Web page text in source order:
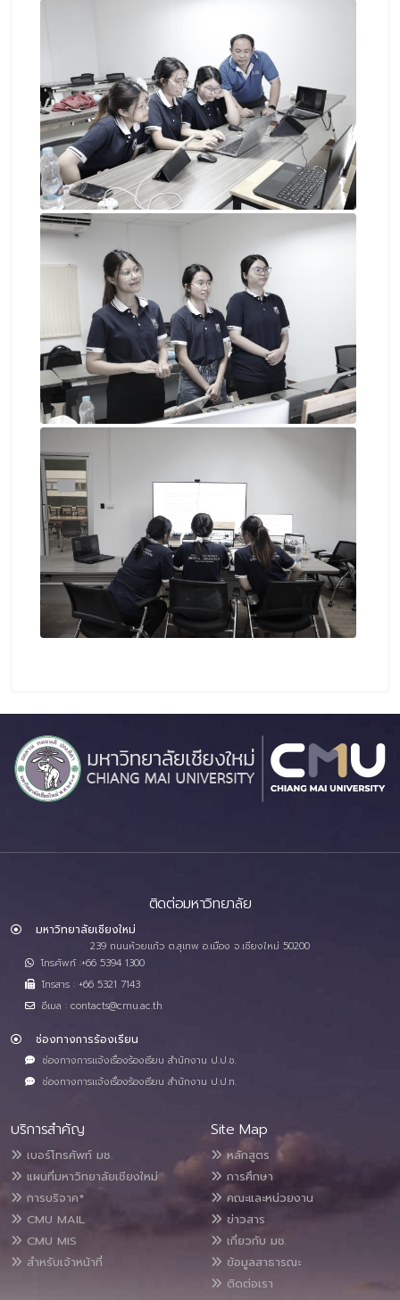
ติดต่อมหาวิทยาลัย
มหาวิทยาลัยเชียงใหม่
239 ถนนห้วยแก้ว ต.สุเทพ อ.เมือง จ.เชียงใหม่ 50200
โทรศัพท์ :+66 5394 1300
โทรสาร : +66 5321 7143
อีเมล : contacts@cmu.ac.th
ช่องทางการร้องเรียน
ช่องทางการแจ้งเรื่องร้องเรียน สำนักงาน ป.ป.ช.
ช่องทางการแจ้งเรื่องร้องเรียน สำนักงาน ป.ป.ท.
บริการสำคัญ
เบอร์โทรศัพท์ มช.
แผนที่มหาวิทยาลัยเชียงใหม่
การบริจาค*
CMU MAIL
CMU MIS
สำหรับเจ้าหน้าที่
Site Map
หลักสูตร
การศึกษา
คณะและหน่วยงาน
ข่าวสาร
เกี่ยวกับ มช.
ข้อมูลสาธารณะ
ติดต่อเรา